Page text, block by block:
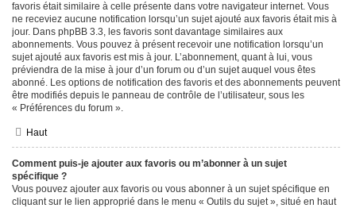
favoris était similaire à celle présente dans votre navigateur internet. Vous
ne receviez aucune notification lorsqu’un sujet ajouté aux favoris était mis à
jour. Dans phpBB 3.3, les favoris sont davantage similaires aux
abonnements. Vous pouvez à présent recevoir une notification lorsqu’un
sujet ajouté aux favoris est mis à jour. L’abonnement, quant à lui, vous
préviendra de la mise à jour d’un forum ou d’un sujet auquel vous êtes
abonné. Les options de notification des favoris et des abonnements peuvent
être modifiés depuis le panneau de contrôle de l’utilisateur, sous les
« Préférences du forum ».
Haut
Comment puis-je ajouter aux favoris ou m’abonner à un sujet
spécifique ?
Vous pouvez ajouter aux favoris ou vous abonner à un sujet spécifique en
cliquant sur le lien approprié dans le menu « Outils du sujet », situé en haut